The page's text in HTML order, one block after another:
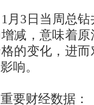
3日当周总钻
减，意味着
的变化，进
响。
财经数据：